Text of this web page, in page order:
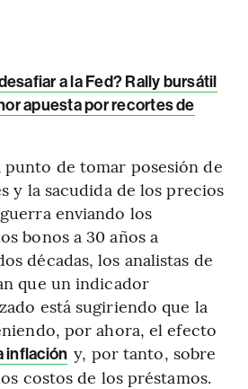
a la Fed? Rally bursátil
apuesta por recortes de
punto de tomar posesión de
y la sacudida de los precios
enviando los
bonos a 30 años a
décadas, los analistas de
que un indicador
está sugiriendo que la
por ahora, el efecto
inflación y, por tanto, sobre
costos de los préstamos.